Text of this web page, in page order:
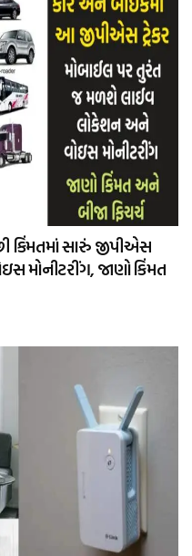
કિંમતમાં સારું જીપીએસ
મોનીટરીંગ, જાણો કિંમત